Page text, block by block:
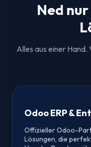
Ned
Alles aus einer Hand.
Odoo ERP &
Offizieller Odoo-
Lösungen, die